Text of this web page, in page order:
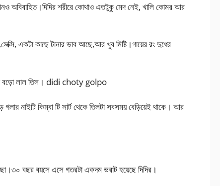
অবিবাহিত।দিদির শরীরে কোথাও এতটুকু মেদ নেই, খালি কোমর আর
একটা কাছে টানার ভাব আছে,আর খুব মিষ্টি।গায়ের রং দুধের
বড়ো লাল তিল। didi choty golpo
নাইটি কিম্বা টি সার্ট থেকে তিলটা সবসময় বেড়িয়েই থাকে। আর
বছর বয়সে এসে গতরটা একদম ভরাট হয়েছে দিদির।